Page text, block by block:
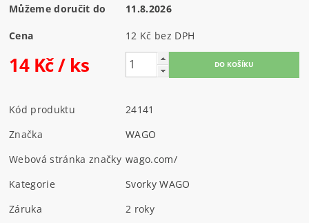
Můžeme doručit do 11.8.2026
Cena 12 Kč bez DPH
14 Kč/ ks
Kód produktu
24141
Značka
WAGO
Webová stránka značky wago.com/
Kategorie
Svorky WAGO
Záruka
2 roky